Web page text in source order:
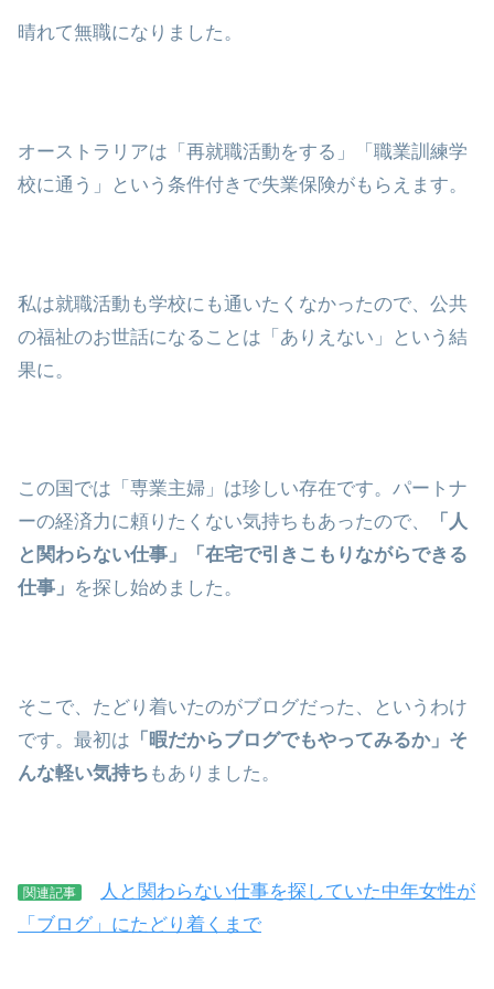
晴れて無職になりました。
オーストラリアは「再就職活動をする」「職業訓練学
校に通う」という条件付きで失業保険がもらえます。
私は就職活動も学校にも通いたくなかったので、公共
の福祉のお世話になることは「ありえない」という結
果に。
この国では「専業主婦」は珍しい存在です。パートナ
ーの経済力に頼りたくない気持ちもあったので、
「人
と関わらない仕事」「在宅で引きこもりながらできる
仕事」 を探し始めました。
そこで、たどり着いたのがブログだった、というわけ
です。最初は 「暇だからブログでもやってみるか」そ
んな軽い気持ち もありました。
関連記事
人と関わらない仕事を探していた中年女性が
「ブログ」にたどり着くまで